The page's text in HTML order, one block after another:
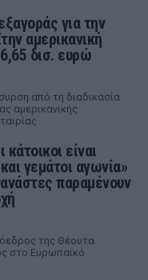
για την
αμερικανική
δισ. ευρώ
από τη διαδικασία
αμερικανικής
είναι
γεμάτοι αγωνία»
παραμένουν
της Θέουτα
στο Ευρωπαϊκό